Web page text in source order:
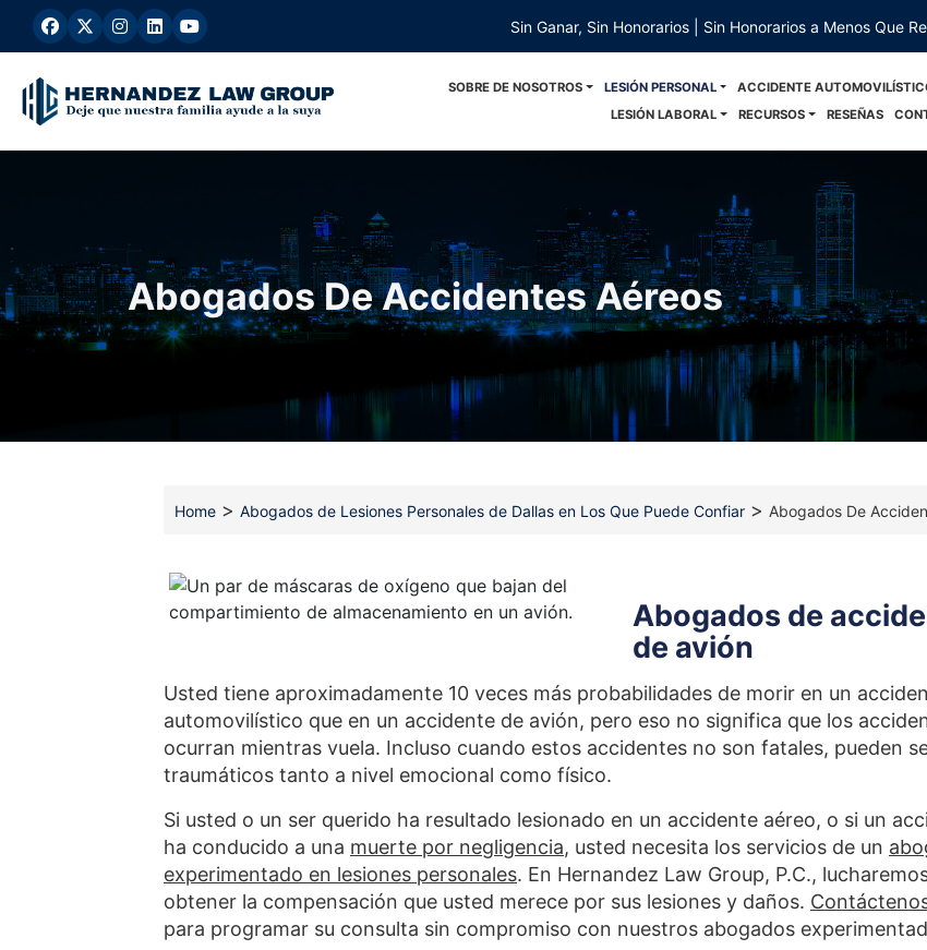
Sin Ganar, Sin Honorarios | Sin Honorarios a Menos Que
SOBRE DE NOSOTROS LESIÓN PERSONAL ACCIDENTE
LESIÓN LABORAL
RECURSOS RESEÑAS
Abogados De Accidentes Aéreos
Home > Abogados de Lesiones Personales de Dallas en Los Que Puede Confiar > Abogados De
Abogados de
de avión
Usted tiene aproximadamente 10 veces más probabilidades de morir en un
automovilístico que en un accidente de avión, pero eso no significa que los
ocurran mientras vuela. Incluso cuando estos accidentes no son fatales, pueden
traumáticos tanto a nivel emocional como físico.
Si usted o un ser querido ha resultado lesionado en un accidente aéreo, o si un
ha conducido a una muerte por negligencia, usted necesita los servicios de un
experimentado en lesiones personales. En Hernandez Law Group, P.C.,
obtener la compensación que usted merece por sus lesiones y daños.
para programar su consulta sin compromiso con nuestros abogados